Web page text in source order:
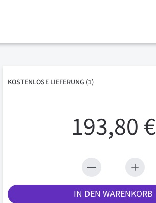
KOSTENLOSE LIEFERUNG (1)
193,80 €
IN DEN WARENKORB